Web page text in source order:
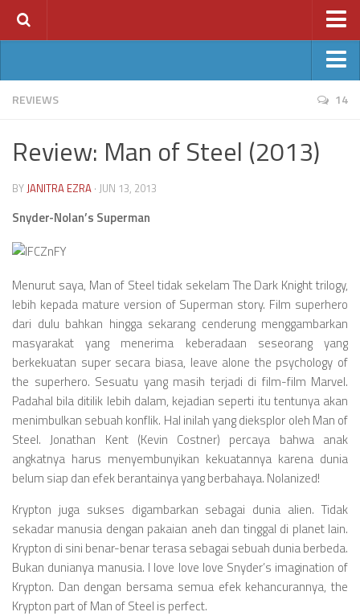
News
Reviews
2011
2013
2014
2015
Videos
Television
Games
Batman v Superman
Fantastic Four
Jurassic World
REVIEWS 14
Review: Man of Steel (2013)
BYJANITRA EZRA · JUN 13, 2013
Snyder-Nolan’s Superman
Menurut saya, Man of Steel tidak sekelam The Dark Knight trilogy,
lebih kepada mature version of Superman story. Film superhero
dari dulu bahkan hingga sekarang cenderung menggambarkan
masyarakat yang menerima keberadaan seseorang yang
berkekuatan super secara biasa, leave alone the psychology of
the superhero. Sesuatu yang masih terjadi di film-film Marvel.
Padahal bila ditilik lebih dalam, kejadian seperti itu tentunya akan
menimbulkan sebuah konflik. Hal inilah yang dieksplor oleh Man of
Steel. Jonathan Kent (Kevin Costner) percaya bahwa anak
angkatnya harus menyembunyikan kekuatannya karena dunia
belum siap dan efek berantainya yang berbahaya. Nolanized!
Krypton juga sukses digambarkan sebagai dunia alien. Tidak
sekadar manusia dengan pakaian aneh dan tinggal di planet lain.
Krypton di sini benar-benar terasa sebagai sebuah dunia berbeda.
Bukan dunianya manusia. I love love love Snyder’s imagination of
Krypton. Dan dengan bersama semua efek kehancurannya, the
Krypton part of Man of Steel is perfect.